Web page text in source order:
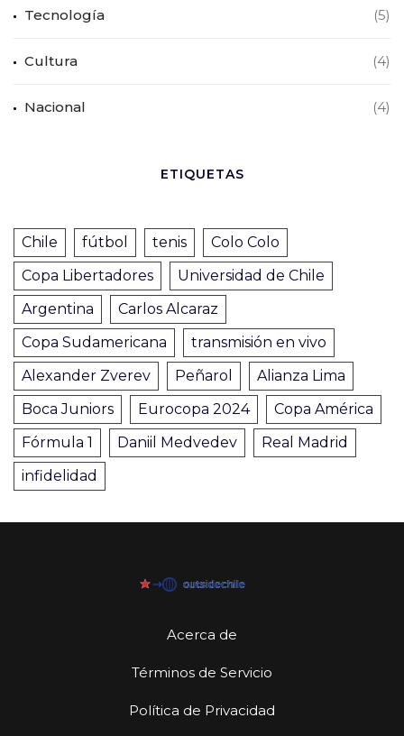
Tecnología (5)
Cultura (4)
Nacional (4)
ETIQUETAS
Chile fútbol tenis
Colo Colo
Copa Libertadores
Universidad de Chile
Argentina
Carlos Alcaraz
Copa Sudamericana
transmisión en vivo
Alexander Zverev
Peñarol
Alianza Lima
Boca Juniors
Eurocopa 2024
Copa América
Fórmula 1
Daniil Medvedev
Real Madrid
infidelidad
Acerca de
Términos de Servicio
Política de Privacidad